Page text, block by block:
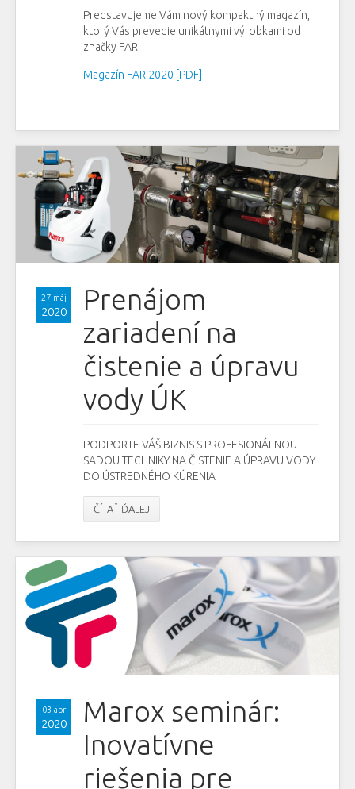
Predstavujeme Vám nový kompaktný magazín,
ktorý Vás prevedie unikátnymi výrobkami od
značky FAR.
Magazín FAR 2020 [PDF]
27 máj
2020
Prenájom
zariadení na
čistenie a úpravu
vody ÚK
PODPORTE VÁŠ BIZNIS S PROFESIONÁLNOU
SADOU TECHNIKY NA ČISTENIE A ÚPRAVU VODY
DO ÚSTREDNÉHO KÚRENIA
ČÍTAŤ ĎALEJ
03 apr
2020
Marox seminár:
Inovatívne
riešenia pre